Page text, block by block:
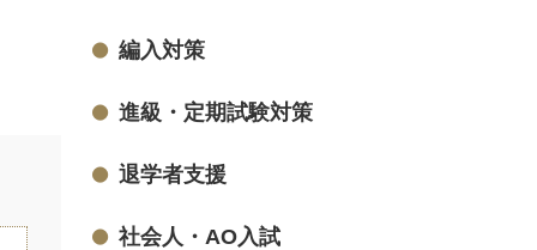
編入対策
進級・定期試験対策
退学者支援
社会人・AO入試